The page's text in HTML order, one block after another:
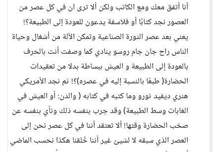
أنا أتفق معك ومع الكاتب ولكن ألا ترى ان في كل عصر من
العصور نجد كتابًا أو فلاسفة يدعون للعودة إلى الطبيعة؟!
يعني بعد عصر الثورة الصناعية وتمكن الآلة من أشغال وحياة
الناس راح جان جام روسو ينادي كما وصفت أنت بالحرف
بالعودة إلى الطبيعة و العيش ببساطة بدلا من تعقيدات
الحضارة( طبعًا بالنسبة إليه في عصره)؟! ثم نجد الأمريكي
هنري ديفيد ثورو وما كتبه في كتابه ( والدن: أو العيش في
الغابات وسط الطبيعة) وقد جرب بنفسه ذلك ونأي بنفسه عن
صخب الحضارة وقتها! ألا تعتقد أننا في كل عصر نحن إلى
العصر الذي سبقه لا لشيئ غير أننا خُلقنا هكذا نحسب الماضي